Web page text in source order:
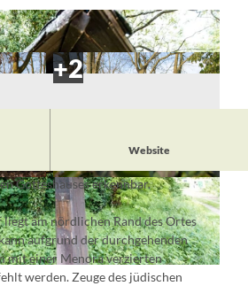
© Steffen Lehmann, Lizenz: TMB-Fotoarchiv
Website
ist ein Alleinstellungsmerkmal in
Gotteshauses erkennbar.
am nördlichen Rand des Ortes
aufgrund der durchgehenden
mit einer Menora verzierten
werden. Zeuge des jüdischen